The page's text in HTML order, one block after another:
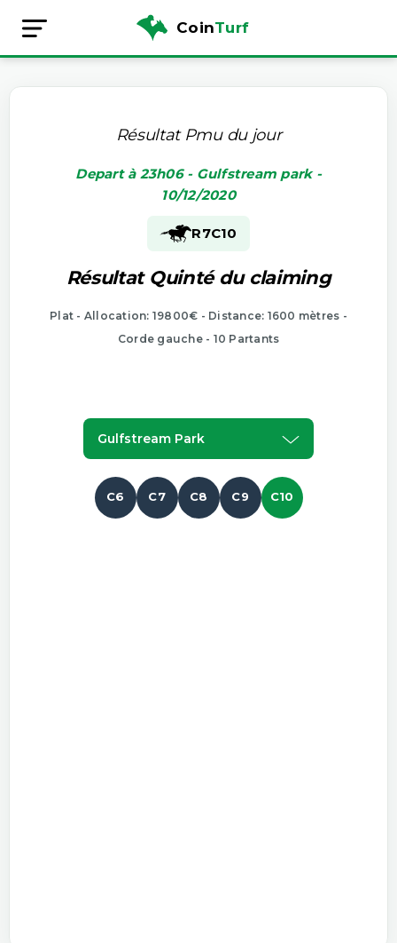
CoinTurf
Résultat Pmu du jour
Depart à 23h06 - Gulfstream park -
10/12/2020
R7C10
Résultat Quinté du claiming
Plat - Allocation: 19800€ - Distance: 1600 mètres -
Corde gauche - 10 Partants
Gulfstream Park
C6 C7 C8 C9 C10